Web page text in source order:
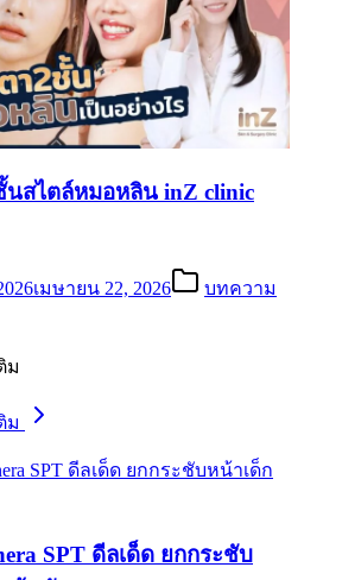
นสไตล์หมอหลิน inZ clinic
เมษายน 22, 2026
บทความ
ม
ม
SPT ดีลเด็ด ยกกระชับ